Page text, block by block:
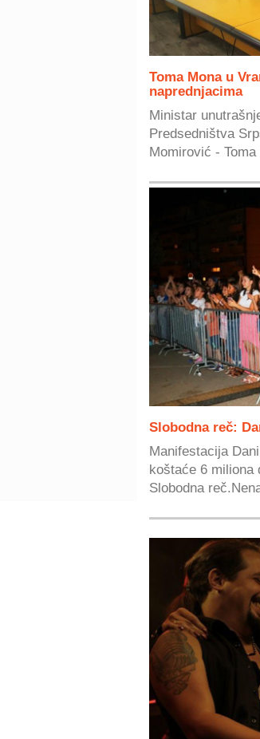
Toma Mona u
naprednjacima
Ministar
Predsedništva
Momirović -
Slobodna reč:
Manifestacija
koštaće 6 miliona
Slobodna